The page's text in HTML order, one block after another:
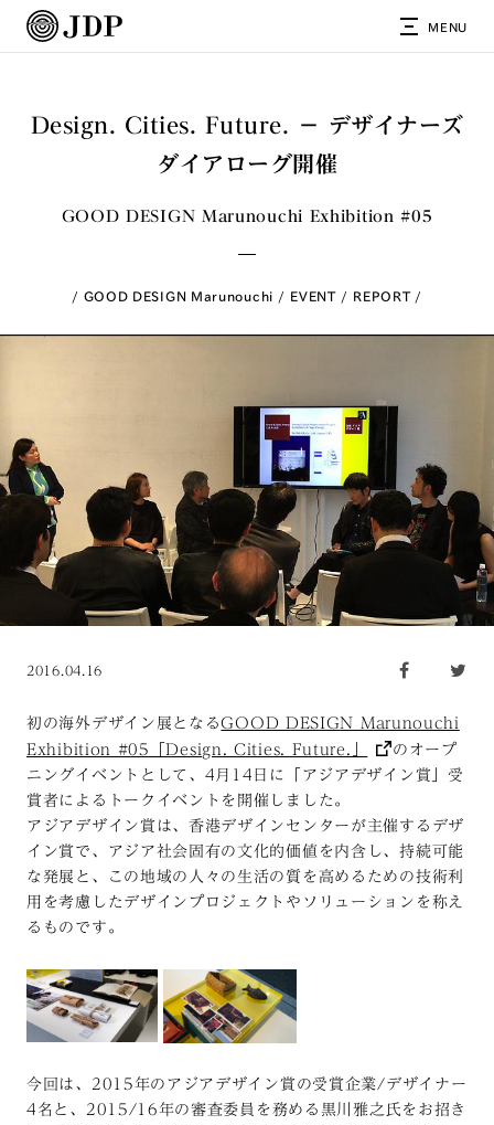
MENU
Design. Cities. Future. − デザイナーズ
ダイアローグ開催
GOOD DESIGN Marunouchi Exhibition #05
GOOD DESIGN Marunouchi EVENT REPORT
2016.04.16
初の海外デザイン展となるGOOD DESIGN Marunouchi
Exhibition #05「Design. Cities. Future.」
のオープ
ニングイベントとして、4月14日に「アジアデザイン賞」受
賞者によるトークイベントを開催しました。
アジアデザイン賞は、香港デザインセンターが主催するデザ
イン賞で、アジア社会固有の文化的価値を内含し、持続可能
な発展と、この地域の人々の生活の質を高めるための技術利
用を考慮したデザインプロジェクトやソリューションを称え
るものです。
今回は、2015年のアジアデザイン賞の受賞企業/デザイナー
4名と、2015/16年の審査委員を務める黒川雅之氏をお招き